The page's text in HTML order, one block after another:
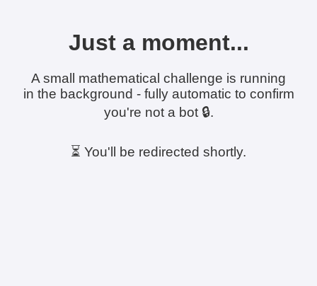
Just a moment...
A small mathematical challenge is running
in the background - fully automatic to confirm
you're not a bot 🔒.
⏳ You'll be redirected shortly.